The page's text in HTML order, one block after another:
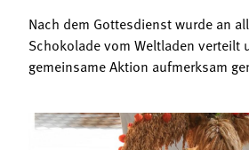
Nach dem Gottesdienst wurde an
Schokolade vom Weltladen verteilt
gemeinsame Aktion aufmerksam